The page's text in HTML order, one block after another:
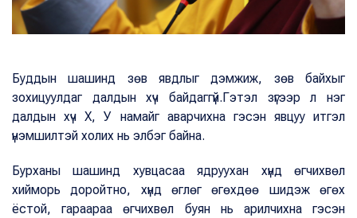
Буддын шашинд зөв явдлыг дэмжиж, зөв байхыг
зохицуулдаг далдын хүч байдаггүй.Гэтэл зүгээр л нэг
далдын хүч Х, У намайг аварчихна гэсэн явцуу итгэл
үнэмшилтэй холих нь элбэг байна.
Бурханы шашинд хувцасаа ядруухан хүнд өгчихвөл
хийморь доройтно, хүнд өглөг өгөхдөө шидэж өгөх
ёстой, гараараа өгчихвөл буян нь арилчихна гэсэн